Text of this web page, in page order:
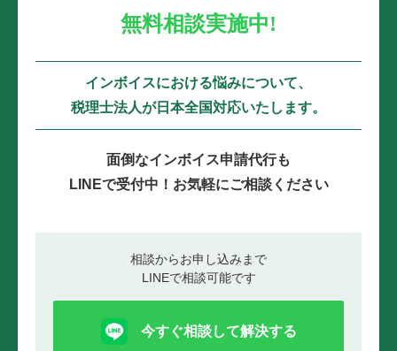
無料相談実施中!
インボイスにおける悩みについて、
税理士法人が日本全国対応いたします。
面倒なインボイス申請代行も
LINEで受付中！お気軽にご相談ください
相談からお申し込みまで
LINEで相談可能です
今すぐ相談して解決する